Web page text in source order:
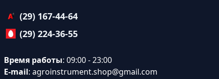
(29) 167-44-64
(29) 224-36-55
Время работы: 09:00 - 23:00
E-mail: agroinstrument.shop@gmail.com